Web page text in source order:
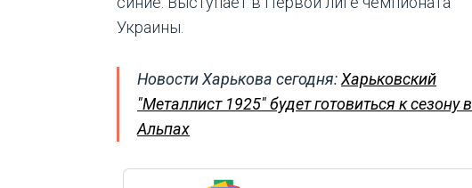
Украины.
Новости Харькова сегодня:Харьковский
"Металлист 1925" будет готовиться к сезону в
Альпах